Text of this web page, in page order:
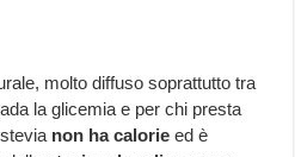
molto diffuso soprattutto tra
la glicemia e per chi presta
non ha calorieed è